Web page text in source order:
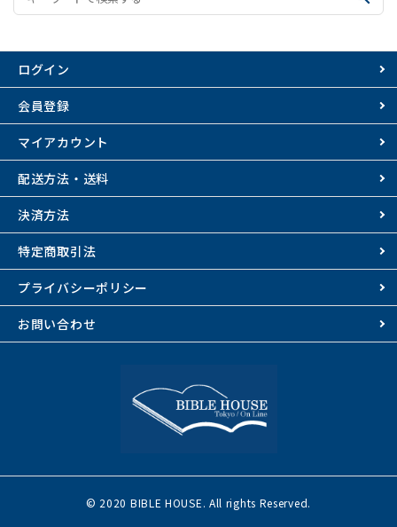
ログイン
会員登録
マイアカウント
配送方法・送料
決済方法
特定商取引法
プライバシーポリシー
お問い合わせ
© 2020 BIBLE HOUSE. All rights Reserved.